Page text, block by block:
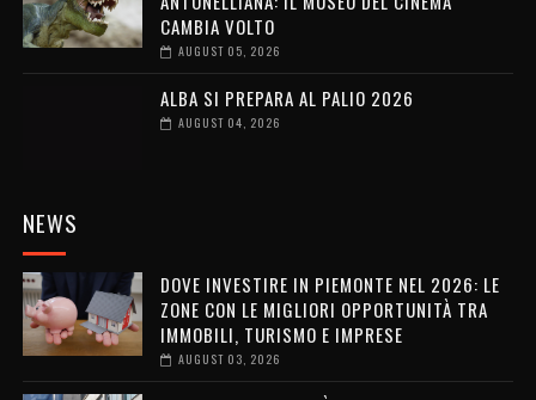
CAMBIA VOLTO
AUGUST 05, 2026
ALBA SI PREPARA AL PALIO 2026
AUGUST 04, 2026
NEWS
DOVE INVESTIRE IN PIEMONTE NEL 2026: LE
ZONE CON LE MIGLIORI OPPORTUNITÀ TRA
IMMOBILI, TURISMO E IMPRESE
AUGUST 03, 2026